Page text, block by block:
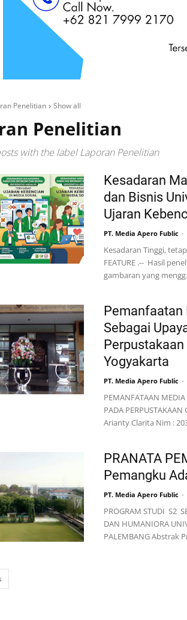
Penelitian Show all
Penelitian
with the labelLaporan Penelitian
Kesadaran
dan Bisnis
Ujaran
PT. Media Apero Fublic
Kesadaran Tinggi,
FEATURE .-- Hasil
gambaran yang
Pemanfaatan
Sebagai
Yogyakarta
PT. Media Apero Fublic
PEMANFATAAN MEDIA
PADA
Arianty Clarita Nim :
PRANATA
Pemangku
PT. Media Apero Fublic
PROGRAM STUDI S2
DAN HUMANIORA
PALEMBANG Abstrak